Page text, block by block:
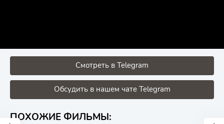
Смотреть в Telegram
Обсудить в нашем чате Telegram
ПОХОЖИЕ ФИЛЬМЫ: